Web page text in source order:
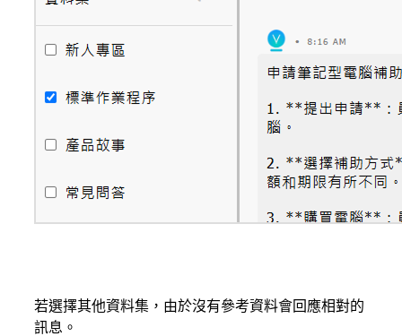
若選擇其他資料集，由於沒有參考資料會回應相對的
訊息。